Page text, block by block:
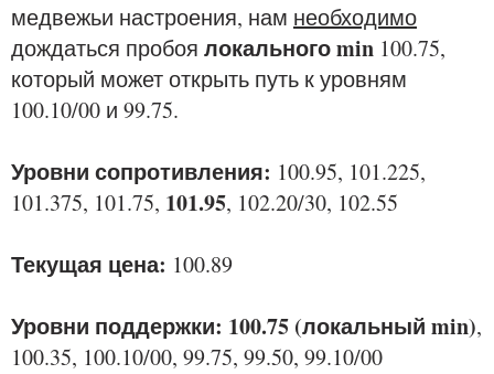
медвежьи настроения, нам необходимо
дождаться пробоя локального min 100.75,
который может открыть путь к уровням
100.10/00 и 99.75.
Уровни сопротивления: 100.95, 101.225,
101.375, 101.75, 101.95, 102.20/30, 102.55
Текущая цена: 100.89
Уровни поддержки: 100.75 (локальный min),
100.35, 100.10/00, 99.75, 99.50, 99.10/00